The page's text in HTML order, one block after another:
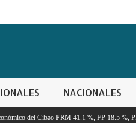
NACIONALES
%, FP 18.5 %, PLD 12.9 %,